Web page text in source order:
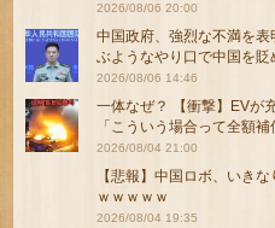
2026/08/06 20:00
中国政府、強烈な不満を
ぶようなやり口で中国を貶
2026/08/06 14:46
一体なぜ？ 【衝撃】EVが
「こういう場合って全額補
2026/08/04 21:00
【悲報】中国ロボ、いき
ｗｗｗｗｗ
2026/08/04 19:35